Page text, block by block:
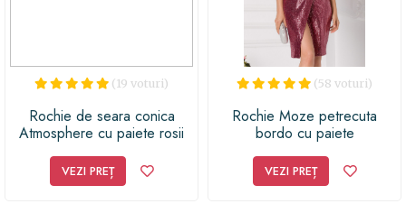
(19 voturi)
Rochie de seara conica
Atmosphere cu paiete rosii
VEZI PREȚ
(58 voturi)
Rochie Moze petrecuta
bordo cu paiete
VEZI PREȚ